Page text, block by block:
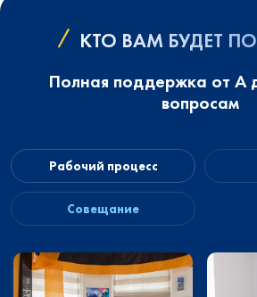
КТО ВАМ БУДЕТ
Полная поддержка от А
вопросам
Рабочий процесс
Совещание